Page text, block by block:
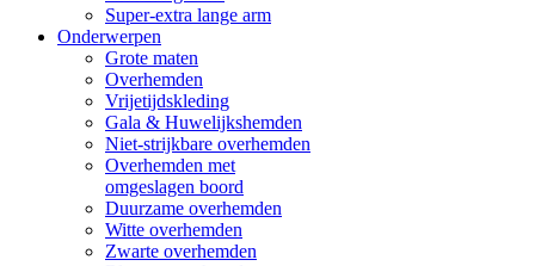
Super-extra lange arm
Onderwerpen
Grote maten
Overhemden
Vrijetijdskleding
Gala & Huwelijkshemden
Niet-strijkbare overhemden
Overhemden met
omgeslagen boord
Duurzame overhemden
Witte overhemden
Zwarte overhemden